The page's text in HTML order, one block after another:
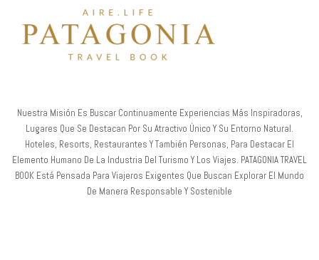
Nuestra Misión Es Buscar Continuamente Experiencias Más Inspiradoras,
Lugares Que Se Destacan Por Su Atractivo Único Y Su Entorno Natural.
Hoteles, Resorts, Restaurantes Y También Personas, Para Destacar El
Elemento Humano De La Industria Del Turismo Y Los Viajes. PATAGONIA TRAVEL
BOOK Está Pensada Para Viajeros Exigentes Que Buscan Explorar El Mundo
De Manera Responsable Y Sostenible